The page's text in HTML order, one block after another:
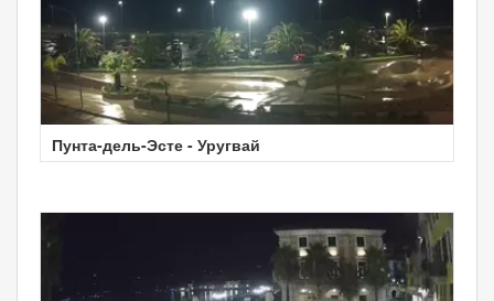
Пунта-дель-Эсте - Уругвай